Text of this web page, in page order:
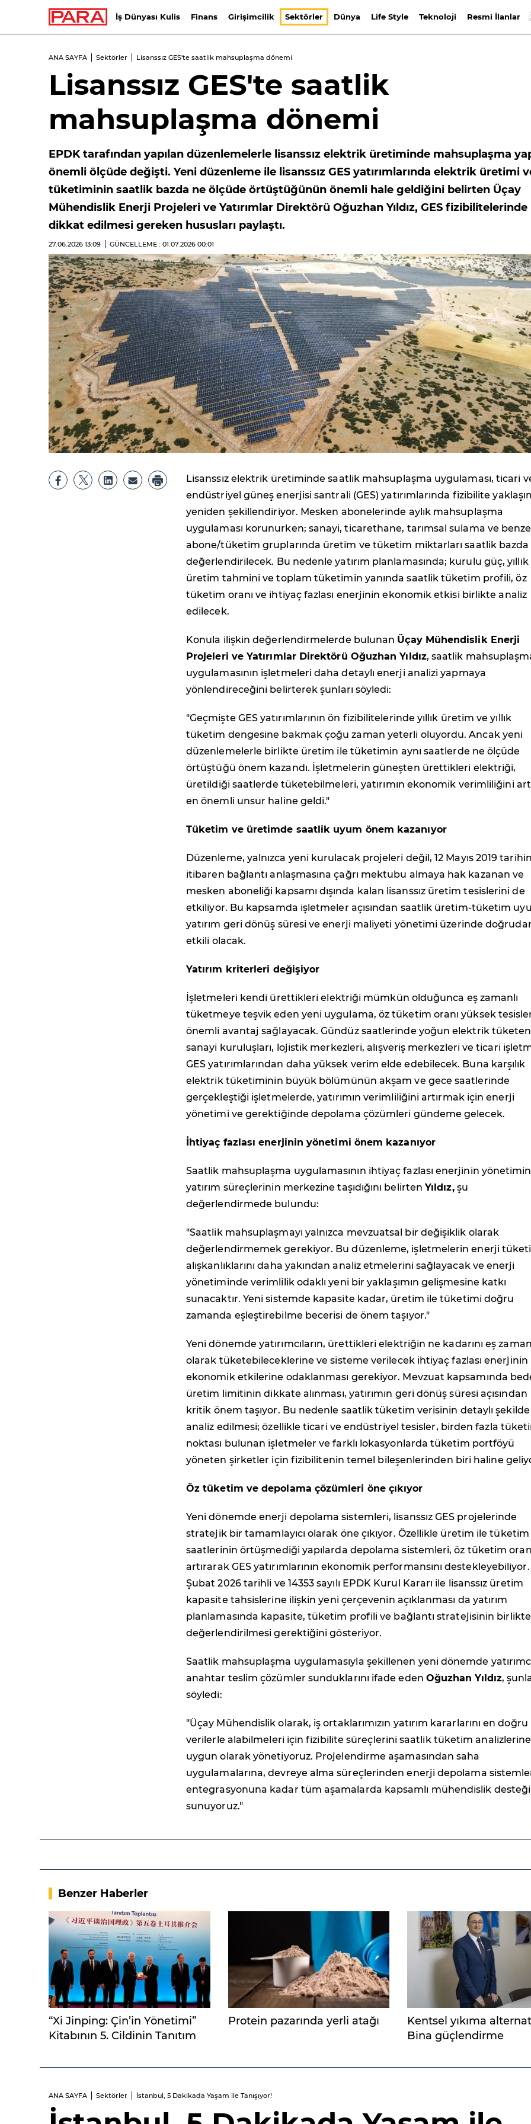
İş Dünyası Kulis Finans Girişimcilik Sektörler Dünya Life Style Teknoloji Resmi İlanlar
ANA SAYFA Sektörler Lisanssız GES'te saatlik mahsuplaşma dönemi
Lisanssız GES'te saatlik
mahsuplaşma dönemi
EPDK tarafından yapılan düzenlemelerle lisanssız elektrik üretiminde mahsuplaşma
önemli ölçüde değişti. Yeni düzenleme ile lisanssız GES yatırımlarında elektrik üretimi
tüketiminin saatlik bazda ne ölçüde örtüştüğünün önemli hale geldiğini belirten Üçay
Mühendislik Enerji Projeleri ve Yatırımlar Direktörü Oğuzhan Yıldız, GES fizibilitelerinde
dikkat edilmesi gereken hususları paylaştı.
27.06.2026 13:09 GÜNCELLEME : 01.07.2026 00:01
Lisanssız elektrik üretiminde saatlik mahsuplaşma uygulaması, ticari
endüstriyel güneş enerjisi santrali (GES) yatırımlarında fizibilite
yeniden şekillendiriyor. Mesken abonelerinde aylık mahsuplaşma
uygulaması korunurken; sanayi, ticarethane, tarımsal sulama ve
abone/tüketim gruplarında üretim ve tüketim miktarları saatlik bazda
değerlendirilecek. Bu nedenle yatırım planlamasında; kurulu güç, yıllık
üretim tahmini ve toplam tüketimin yanında saatlik tüketim profili, öz
tüketim oranı ve ihtiyaç fazlası enerjinin ekonomik etkisi birlikte analiz
edilecek.
Konula ilişkin değerlendirmelerde bulunan Üçay Mühendislik Enerji
Projeleri ve Yatırımlar Direktörü Oğuzhan Yıldız, saatlik
uygulamasının işletmeleri daha detaylı enerji analizi yapmaya
yönlendireceğini belirterek şunları söyledi:
"Geçmişte GES yatırımlarının ön fizibilitelerinde yıllık üretim ve yıllık
tüketim dengesine bakmak çoğu zaman yeterli oluyordu. Ancak yeni
düzenlemelerle birlikte üretim ile tüketimin aynı saatlerde ne ölçüde
örtüştüğü önem kazandı. İşletmelerin güneşten ürettikleri elektriği,
üretildiği saatlerde tüketebilmeleri, yatırımın ekonomik verimliliğini
en önemli unsur haline geldi."
Tüketim ve üretimde saatlik uyum önem kazanıyor
Düzenleme, yalnızca yeni kurulacak projeleri değil, 12 Mayıs 2019
itibaren bağlantı anlaşmasına çağrı mektubu almaya hak kazanan ve
mesken aboneliği kapsamı dışında kalan lisanssız üretim tesislerini de
etkiliyor. Bu kapsamda işletmeler açısından saatlik üretim-tüketim
yatırım geri dönüş süresi ve enerji maliyeti yönetimi üzerinde
etkili olacak.
Yatırım kriterleri değişiyor
İşletmeleri kendi ürettikleri elektriği mümkün olduğunca eş zamanlı
tüketmeye teşvik eden yeni uygulama, öz tüketim oranı yüksek
önemli avantaj sağlayacak. Gündüz saatlerinde yoğun elektrik tüketen
sanayi kuruluşları, lojistik merkezleri, alışveriş merkezleri ve ticari
GES yatırımlarından daha yüksek verim elde edebilecek. Buna karşılık
elektrik tüketiminin büyük bölümünün akşam ve gece saatlerinde
gerçekleştiği işletmelerde, yatırımın verimliliğini artırmak için enerji
yönetimi ve gerektiğinde depolama çözümleri gündeme gelecek.
İhtiyaç fazlası enerjinin yönetimi önem kazanıyor
Saatlik mahsuplaşma uygulamasının ihtiyaç fazlası enerjinin
yatırım süreçlerinin merkezine taşıdığını belirtenYıldız,şu
değerlendirmede bulundu:
"Saatlik mahsuplaşmayı yalnızca mevzuatsal bir değişiklik olarak
değerlendirmemek gerekiyor. Bu düzenleme, işletmelerin enerji
alışkanlıklarını daha yakından analiz etmelerini sağlayacak ve enerji
yönetiminde verimlilik odaklı yeni bir yaklaşımın gelişmesine katkı
sunacaktır. Yeni sistemde kapasite kadar, üretim ile tüketimi doğru
zamanda eşleştirebilme becerisi de önem taşıyor."
Yeni dönemde yatırımcıların, ürettikleri elektriğin ne kadarını eş
olarak tüketebileceklerine ve sisteme verilecek ihtiyaç fazlası enerjinin
ekonomik etkilerine odaklanması gerekiyor. Mevzuat kapsamında
üretim limitinin dikkate alınması, yatırımın geri dönüş süresi açısından
kritik önem taşıyor. Bu nedenle saatlik tüketim verisinin detaylı şekilde
analiz edilmesi; özellikle ticari ve endüstriyel tesisler, birden fazla
noktası bulunan işletmeler ve farklı lokasyonlarda tüketim portföyü
yöneten şirketler için fizibilitenin temel bileşenlerinden biri haline
Öz tüketim ve depolama çözümleri öne çıkıyor
Yeni dönemde enerji depolama sistemleri, lisanssız GES projelerinde
stratejik bir tamamlayıcı olarak öne çıkıyor. Özellikle üretim ile tüketim
saatlerinin örtüşmediği yapılarda depolama sistemleri, öz tüketim
artırarak GES yatırımlarının ekonomik performansını destekleyebiliyor.
Şubat 2026 tarihli ve 14353 sayılı EPDK Kurul Kararı ile lisanssız üretim
kapasite tahsislerine ilişkin yeni çerçevenin açıklanması da yatırım
planlamasında kapasite, tüketim profili ve bağlantı stratejisinin birlikte
değerlendirilmesi gerektiğini gösteriyor.
Saatlik mahsuplaşma uygulamasıyla şekillenen yeni dönemde
anahtar teslim çözümler sunduklarını ifade eden Oğuzhan Yıldız,
söyledi:
"Üçay Mühendislik olarak, iş ortaklarımızın yatırım kararlarını en doğru
verilerle alabilmeleri için fizibilite süreçlerini saatlik tüketim analizlerine
uygun olarak yönetiyoruz. Projelendirme aşamasından saha
uygulamalarına, devreye alma süreçlerinden enerji depolama
entegrasyonuna kadar tüm aşamalarda kapsamlı mühendislik desteği
sunuyoruz."
Benzer Haberler
“Xi Jinping: Çin’in Yönetimi”
Kitabının 5. Cildinin Tanıtım
gerçekleşti
Protein pazarında yerli atağı
Kentsel yıkıma
Bina güçlendirme
ANA SAYFA Sektörler İstanbul, 5 Dakikada Yaşam ile Tanışıyor!